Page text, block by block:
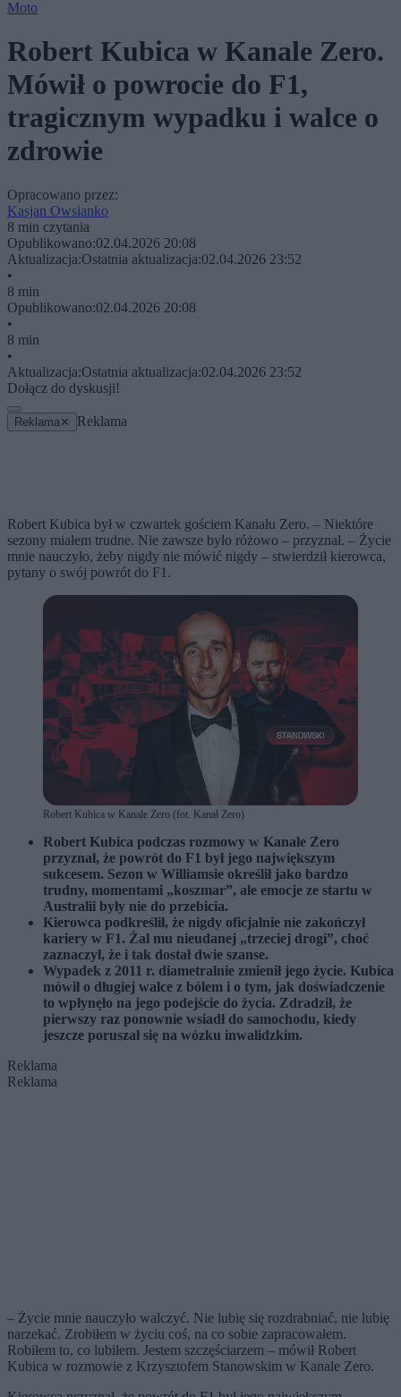
Moto
Robert Kubica w Kanale Zero.
Mówił o powrocie do F1,
tragicznym wypadku i walce o
zdrowie
Opracowano przez:
Kasjan Owsianko
8 min czytania
Opublikowano:02.04.2026 20:08
Aktualizacja:Ostatnia aktualizacja:02.04.2026 23:52
•
8 min
Opublikowano:02.04.2026 20:08
•
8 min
•
Aktualizacja:Ostatnia aktualizacja:02.04.2026 23:52
Dołącz do dyskusji!
Reklama ✕ Reklama
Robert Kubica był w czwartek gościem Kanału Zero. – Niektóre
sezony miałem trudne. Nie zawsze było różowo – przyznał. – Życie
mnie nauczyło, żeby nigdy nie mówić nigdy – stwierdził kierowca,
pytany o swój powrót do F1.
Robert Kubica w Kanale Zero (fot. Kanał Zero)
Robert Kubica podczas rozmowy w Kanale Zero
przyznał, że powrót do F1 był jego największym
sukcesem. Sezon w Williamsie określił jako bardzo
trudny, momentami „koszmar”, ale emocje ze startu w
Australii były nie do przebicia.
Kierowca podkreślił, że nigdy oficjalnie nie zakończył
kariery w F1. Żal mu nieudanej „trzeciej drogi”, choć
zaznaczył, że i tak dostał dwie szanse.
Wypadek z 2011 r. diametralnie zmienił jego życie. Kubica
mówił o długiej walce z bólem i o tym, jak doświadczenie
to wpłynęło na jego podejście do życia. Zdradził, że
pierwszy raz ponownie wsiadł do samochodu, kiedy
jeszcze poruszał się na wózku inwalidzkim.
Reklama
Reklama
– Życie mnie nauczyło walczyć. Nie lubię się rozdrabniać, nie lubię
narzekać. Zrobiłem w życiu coś, na co sobie zapracowałem.
Robiłem to, co lubiłem. Jestem szczęściarzem – mówił Robert
Kubica w rozmowie z Krzysztofem Stanowskim w Kanale Zero.